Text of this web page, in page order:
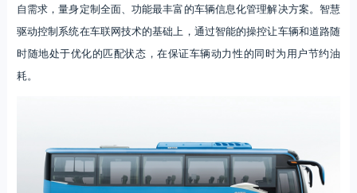
自需求，量身定制全面、功能最丰富的车辆信息化管理解决方案。智慧
驱动控制系统在车联网技术的基础上，通过智能的操控让车辆和道路随
时随地处于优化的匹配状态，在保证车辆动力性的同时为用户节约油
耗。